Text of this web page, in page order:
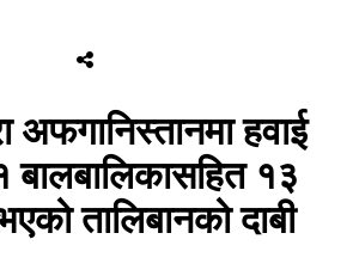
अफगानिस्तानमा हवाई
१३
तालिबानको दाबी